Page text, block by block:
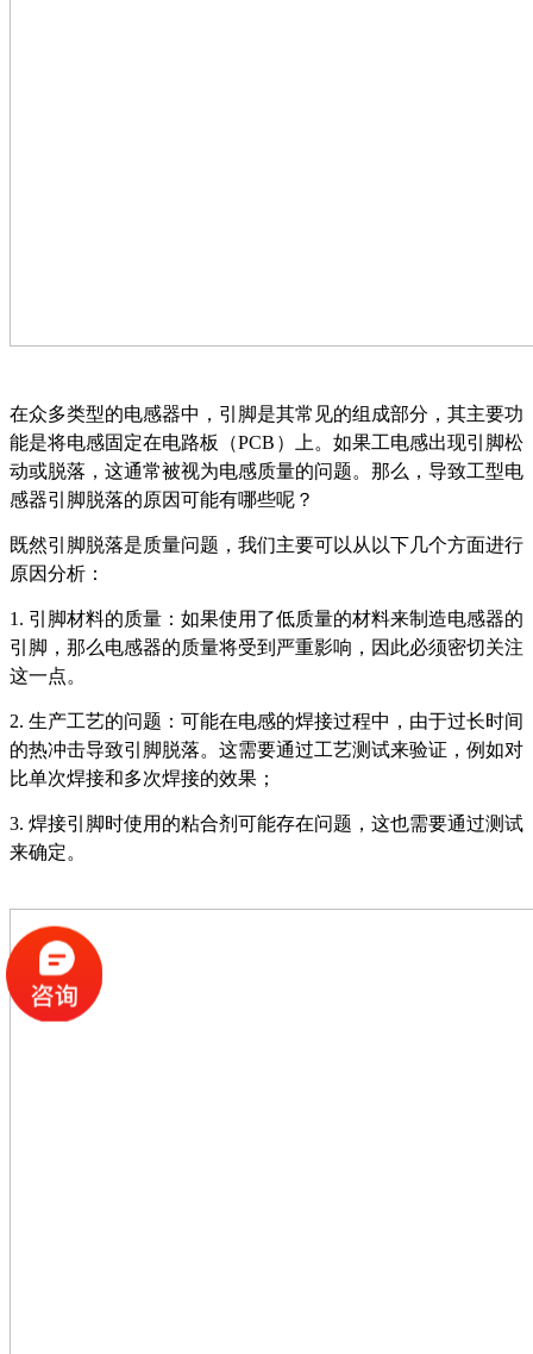
在众多类型的电感器中，引脚是其常见的组成部分，其主要功
能是将电感固定在电路板（PCB）上。如果工电感出现引脚松
动或脱落，这通常被视为电感质量的问题。那么，导致工型电
感器引脚脱落的原因可能有哪些呢？
既然引脚脱落是质量问题，我们主要可以从以下几个方面进行
原因分析：
1. 引脚材料的质量：如果使用了低质量的材料来制造电感器的
引脚，那么电感器的质量将受到严重影响，因此必须密切关注
这一点。
2. 生产工艺的问题：可能在电感的焊接过程中，由于过长时间
的热冲击导致引脚脱落。这需要通过工艺测试来验证，例如对
比单次焊接和多次焊接的效果；
3. 焊接引脚时使用的粘合剂可能存在问题，这也需要通过测试
来确定。